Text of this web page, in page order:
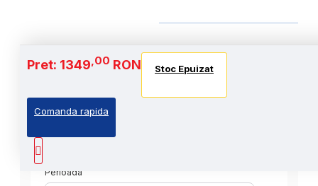
Pret: 1349,00 RON Stoc Epuizat
Comanda rapida
Perioada